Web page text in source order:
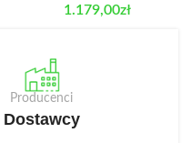
1.179,00zł
Producenci
Dostawcy